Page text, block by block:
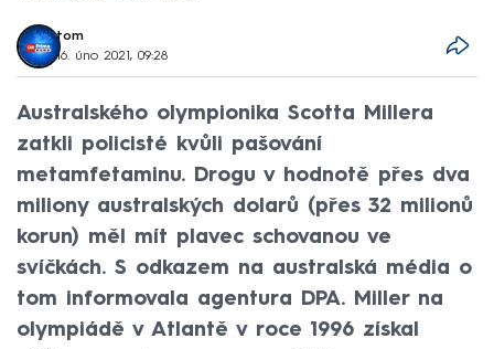
tom
16. úno 2021, 09:28
Australského olympionika Scotta Millera
zatkli policisté kvůli pašování
metamfetaminu. Drogu v hodnotě přes dva
miliony australských dolarů (přes 32 milionů
korun) měl mít plavec schovanou ve
svíčkách. S odkazem na australská média o
tom informovala agentura DPA. Miller na
olympiádě v Atlantě v roce 1996 získal